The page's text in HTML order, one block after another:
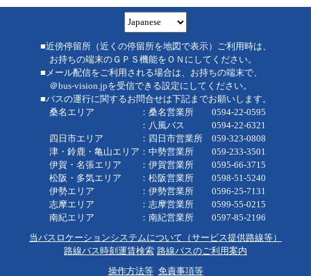
■近傍停留所（近くの停留所を地図で表示）ご利用時は、
お持ちの端末のＧＰＳ機能をＯＮにしてください。
■メール配信をご利用される場合は、お持ちの端末で、
＠bus-vision.jpを受信できる設定にしてください。
■バスの運行に関するお問合せは下記までお願いします。
桑名エリア ：桑名営業所 0594-22-0595
：八風バス 0594-22-6321
四日市エリア ：四日市営業所 059-323-0808
津・鈴鹿・亀山エリア：中勢営業所 059-233-3501
伊賀・名張エリア ：伊賀営業所 0595-66-3715
松阪・多気エリア ：松阪営業所 0598-51-5240
伊勢エリア ：伊勢営業所 0596-25-7131
志摩エリア ：志摩営業所 0599-55-0215
南紀エリア ：南紀営業所 0597-85-2196
当バスロケーションシステムについて（サービス提供路線等）
路線バス時刻運賃検索 路線バスのご利用案内
操作方法等 免責事項等